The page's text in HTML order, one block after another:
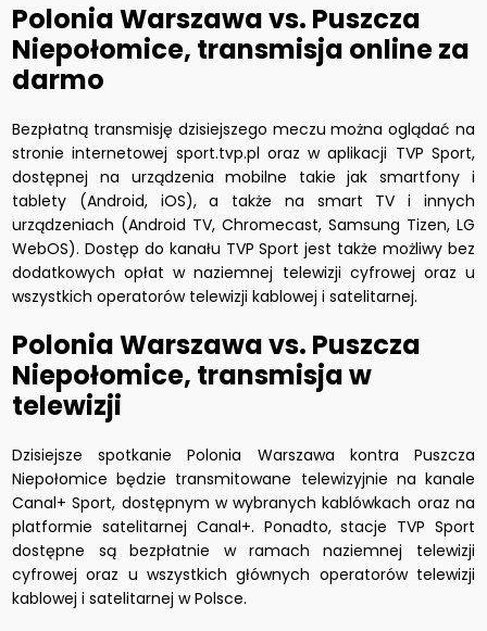
Polonia Warszawa vs. Puszcza
Niepołomice, transmisja online za
darmo
Bezpłatną transmisję dzisiejszego meczu można oglądać na
stronie internetowej sport.tvp.pl oraz w aplikacji TVP Sport,
dostępnej na urządzenia mobilne takie jak smartfony i
tablety (Android, iOS), a także na smart TV i innych
urządzeniach (Android TV, Chromecast, Samsung Tizen, LG
WebOS). Dostęp do kanału TVP Sport jest także możliwy bez
dodatkowych opłat w naziemnej telewizji cyfrowej oraz u
wszystkich operatorów telewizji kablowej i satelitarnej.
Polonia Warszawa vs. Puszcza
Niepołomice, transmisja w
telewizji
Dzisiejsze spotkanie Polonia Warszawa kontra Puszcza
Niepołomice będzie transmitowane telewizyjnie na kanale
Canal+ Sport, dostępnym w wybranych kablówkach oraz na
platformie satelitarnej Canal+. Ponadto, stacje TVP Sport
dostępne są bezpłatnie w ramach naziemnej telewizji
cyfrowej oraz u wszystkich głównych operatorów telewizji
kablowej i satelitarnej w Polsce.